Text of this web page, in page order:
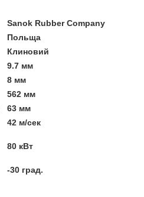
Sanok Rubber Company
Польща
Клиновий
9.7 мм
8 мм
562 мм
63 мм
42 м/сек
80 кВт
-30 град.